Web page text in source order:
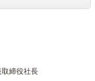
締役社長